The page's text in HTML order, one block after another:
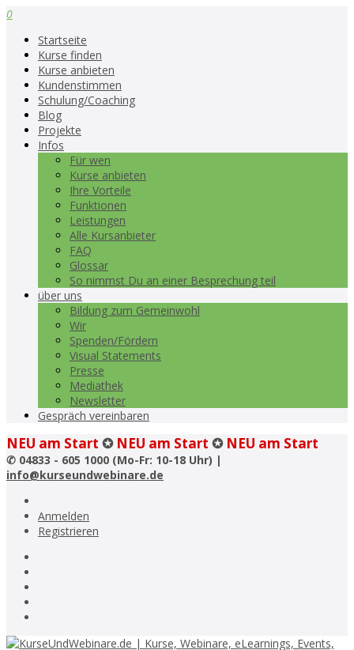
0
Startseite
Kurse finden
Kurse anbieten
Kundenstimmen
Schulung/Coaching
Blog
Projekte
Infos
Für wen
Kurse anbieten
Ihre Vorteile
Funktionen
Leistungen
Alle Kursanbieter
FAQ
Glossar
So nimmst Du an einer Besprechung teil
über uns
Bildung zum Gemeinwohl
Wir
Spenden/Fördern
Visual Statements
Presse
Mediathek
Newsletter
Gespräch vereinbaren
NEU am Start ✪ NEU am Start ✪ NEU am Start
✆ 04833 - 605 1000 (Mo-Fr: 10-18 Uhr) |
info@kurseundwebinare.de
Anmelden
Registrieren